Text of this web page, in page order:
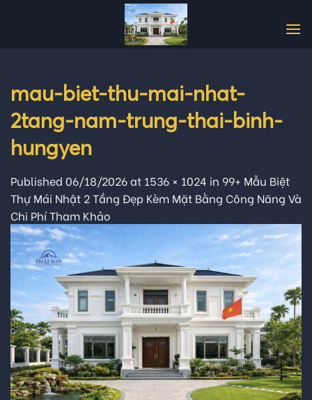
mau-biet-thu-mai-nhat-
2tang-nam-trung-thai-binh-
hungyen
Published 06/18/2026at 1536 × 1024 in 99+ Mẫu Biệt
Thự Mái Nhật 2 Tầng Đẹp Kèm Mặt Bằng Công Năng Và
Chi Phí Tham Khảo